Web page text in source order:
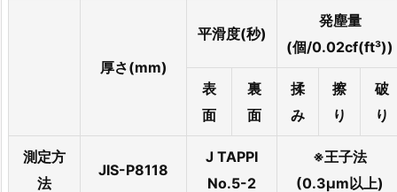
厚さ(mm)
平滑度(秒)
発塵量
(個/0.02cf(ft³))
表
面
裏
面
揉
み
擦
り
破
り
測定方
法
JIS-P8118
J TAPPI
No.5-2
※王子法
(0.3µm以上)